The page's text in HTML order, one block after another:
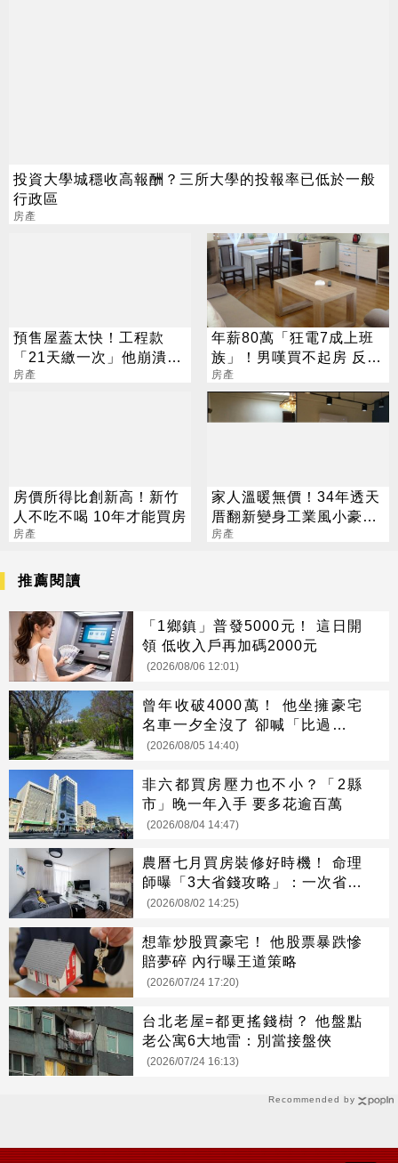
投資大學城穩收高報酬？三所大學的投報率已低於一般
行政區
房產
預售屋蓋太快！工程款
「21天繳一次」他崩潰：
壓力更大了
房產
年薪80萬「狂電7成上班
族」！男嘆買不起房 反遭
網噴爆
房產
房價所得比創新高！新竹
人不吃不喝 10年才能買房
房產
家人溫暖無價！34年透天
厝翻新變身工業風小豪宅
百萬元有找
房產
Recommended by
推薦閱讀
「1鄉鎮」普發5000元！ 這日開
領 低收入戶再加碼2000元
(2026/08/06 12:01)
曾年收破4000萬！ 他坐擁豪宅
名車一夕全沒了 卻喊「比過去更
快樂」
(2026/08/05 14:40)
非六都買房壓力也不小？「2縣
市」晚一年入手 要多花逾百萬
(2026/08/04 14:47)
農曆七月買房裝修好時機！ 命理
師曝「3大省錢攻略」：一次省很
大
(2026/08/02 14:25)
想靠炒股買豪宅！ 他股票暴跌慘
賠夢碎 內行曝王道策略
(2026/07/24 17:20)
台北老屋=都更搖錢樹？ 他盤點
老公寓6大地雷：別當接盤俠
(2026/07/24 16:13)